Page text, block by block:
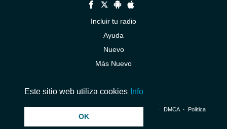
Incluir tu radio
Ayuda
Nuevo
Más Nuevo
© 2026 InstantAudio. Reservados todos los derechos. ・ DMCA・ Política
Este sitio web utiliza cookies Info
OK